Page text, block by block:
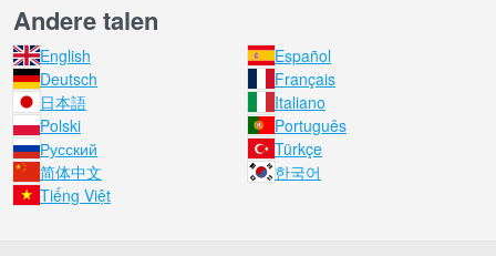
Andere talen
English
Español
Deutsch
Français
日本語
Italiano
Polski
Português
Русский
Türkçe
简体中文
한국어
Tiếng Việt